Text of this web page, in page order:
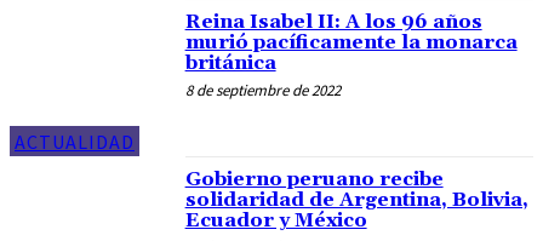
ACTUALIDAD
Reina Isabel II: A los 96 años
murió pacíficamente la monarca
británica
8 de septiembre de 2022
Gobierno peruano recibe
solidaridad de Argentina, Bolivia,
Ecuador y México